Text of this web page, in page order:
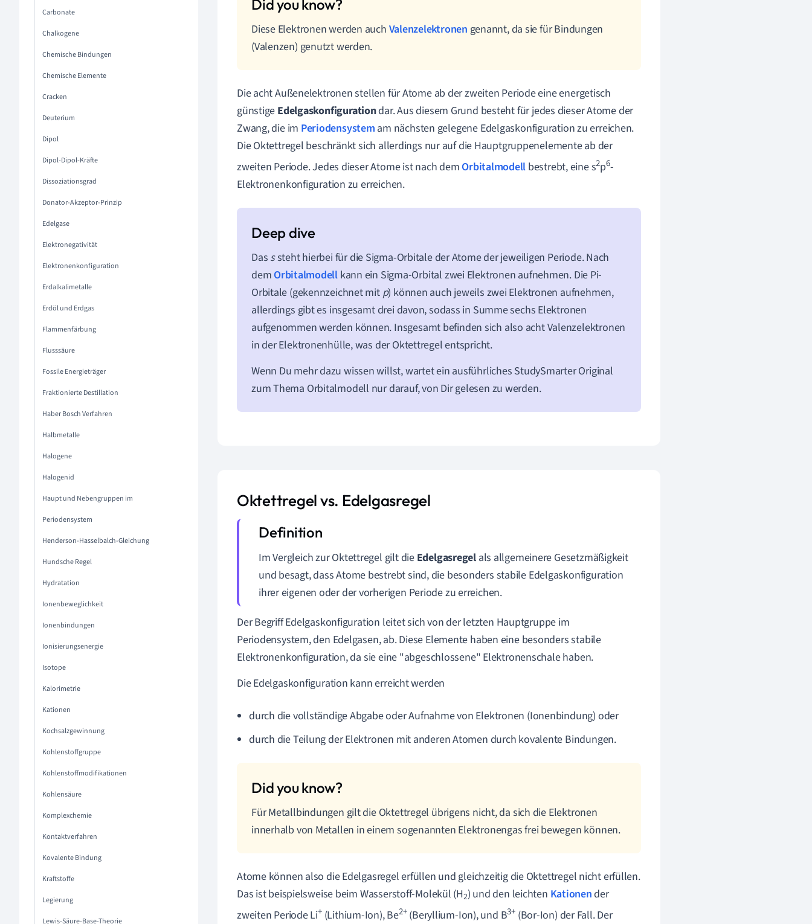
Carbonate
Chalkogene
Chemische Bindungen
Chemische Elemente
Cracken
Deuterium
Dipol
Dipol-Dipol-Kräfte
Dissoziationsgrad
Donator-Akzeptor-Prinzip
Edelgase
Elektronegativität
Elektronenkonfiguration
Erdalkalimetalle
Erdöl und Erdgas
Flammenfärbung
Flusssäure
Fossile Energieträger
Fraktionierte Destillation
Haber Bosch Verfahren
Halbmetalle
Halogene
Halogenid
Haupt und Nebengruppen im
Periodensystem
Henderson-Hasselbalch-Gleichung
Hundsche Regel
Hydratation
Ionenbeweglichkeit
Ionenbindungen
Ionisierungsenergie
Isotope
Kalorimetrie
Kationen
Kochsalzgewinnung
Kohlenstoffgruppe
Kohlenstoffmodifikationen
Kohlensäure
Komplexchemie
Kontaktverfahren
Kovalente Bindung
Kraftstoffe
Legierung
Lewis-Säure-Base-Theorie
Diese Elektronen werden auch Valenzelektronen genannt, da sie für Bindungen
(Valenzen) genutzt werden.
Die acht Außenelektronen stellen für Atome ab der zweiten Periode eine energetisch
günstige Edelgaskonfigurationdar. Aus diesem Grund besteht für jedes dieser Atome der
Zwang, die im Periodensystem am nächsten gelegene Edelgaskonfiguration zu erreichen.
Die Oktettregel beschränkt sich allerdings nur auf die Hauptgruppenelemente ab der
zweiten Periode. Jedes dieser Atome ist nach dem Orbitalmodell bestrebt, eine s2p6-
Elektronenkonfiguration zu erreichen.
Das ssteht hierbei für die Sigma-Orbitale der Atome der jeweiligen Periode. Nach
dem Orbitalmodell kann ein Sigma-Orbital zwei Elektronen aufnehmen. Die Pi-
Orbitale (gekennzeichnet mit p) können auch jeweils zwei Elektronen aufnehmen,
allerdings gibt es insgesamt drei davon, sodass in Summe sechs Elektronen
aufgenommen werden können. Insgesamt befinden sich also acht Valenzelektronen
in der Elektronenhülle, was der Oktettregel entspricht.
Wenn Du mehr dazu wissen willst, wartet ein ausführliches StudySmarter Original
zum Thema Orbitalmodell nur darauf, von Dir gelesen zu werden.
Oktettregel vs. Edelgasregel
Im Vergleich zur Oktettregel gilt die Edelgasregel als allgemeinere Gesetzmäßigkeit
und besagt, dass Atome bestrebt sind, die besonders stabile Edelgaskonfiguration
ihrer eigenen oder der vorherigen Periode zu erreichen.
Der Begriff Edelgaskonfiguration leitet sich von der letzten Hauptgruppe im
Periodensystem, den Edelgasen, ab. Diese Elemente haben eine besonders stabile
Elektronenkonfiguration, da sie eine "abgeschlossene" Elektronenschale haben.
Die Edelgaskonfiguration kann erreicht werden
durch die vollständige Abgabe oder Aufnahme von Elektronen (Ionenbindung) oder
durch die Teilung der Elektronen mit anderen Atomen durch kovalente Bindungen.
Für Metallbindungen gilt die Oktettregel übrigens nicht, da sich die Elektronen
innerhalb von Metallen in einem sogenannten Elektronengas frei bewegen können.
Atome können also die Edelgasregel erfüllen und gleichzeitig die Oktettregel nicht erfüllen.
Das ist beispielsweise beim Wasserstoff-Molekül (H2) und den leichten Kationender
zweiten Periode Li+ (Lithium-Ion), Be2+ (Beryllium-Ion), und B3+ (Bor-Ion) der Fall. Der